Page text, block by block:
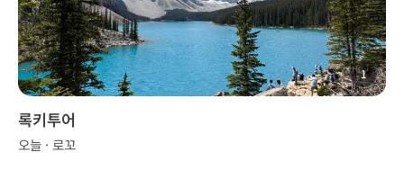
1
록키투어
오늘 · 로꼬